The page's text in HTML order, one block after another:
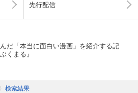
先行配信
だ「本当に面白い漫画」を紹介する記
くまる』
〉 検索結果